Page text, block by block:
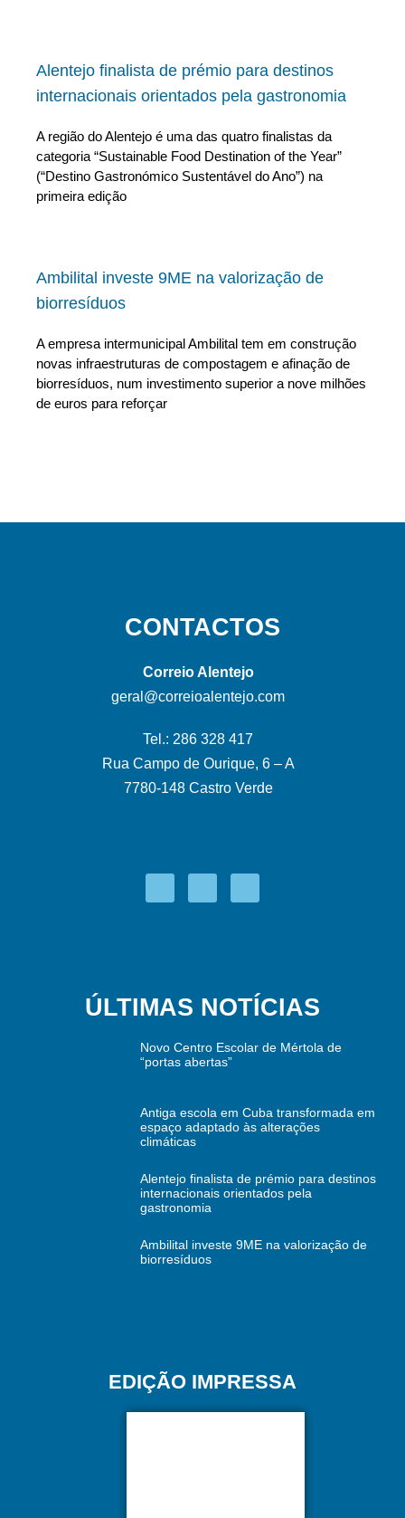
Alentejo finalista de prémio para destinos
internacionais orientados pela gastronomia
A região do Alentejo é uma das quatro finalistas da
categoria “Sustainable Food Destination of the Year”
(“Destino Gastronómico Sustentável do Ano”) na
primeira edição
Ambilital investe 9ME na valorização de
biorresíduos
A empresa intermunicipal Ambilital tem em construção
novas infraestruturas de compostagem e afinação de
biorresíduos, num investimento superior a nove milhões
de euros para reforçar
CONTACTOS
Correio Alentejo
geral@correioalentejo.com
Tel.: 286 328 417
Rua Campo de Ourique, 6 – A
7780-148 Castro Verde
ÚLTIMAS NOTÍCIAS
Novo Centro Escolar de Mértola de
“portas abertas”
Antiga escola em Cuba transformada em
espaço adaptado às alterações
climáticas
Alentejo finalista de prémio para destinos
internacionais orientados pela
gastronomia
Ambilital investe 9ME na valorização de
biorresíduos
EDIÇÃO IMPRESSA